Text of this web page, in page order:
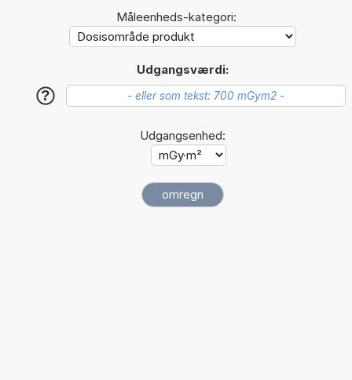
Måleenheds-kategori:
Udgangsværdi:
?
Udgangsenhed: